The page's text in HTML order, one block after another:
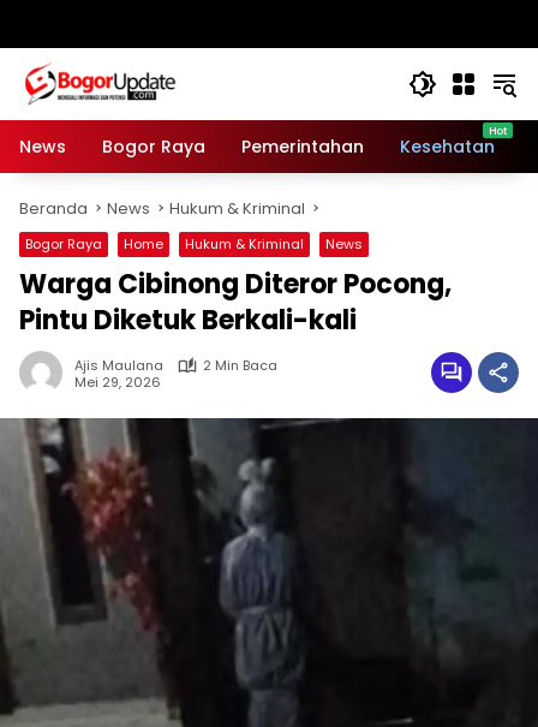
News Bogor Raya Pemerintahan Kesehatan
Beranda News Hukum & Kriminal
Bogor Raya Home Hukum & Kriminal News
Warga Cibinong Diteror Pocong,
Pintu Diketuk Berkali-kali
Ajis Maulana
2 Min Baca
Mei 29, 2026